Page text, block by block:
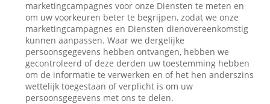
marketingcampagnes voor onze Diensten te meten en
om uw voorkeuren beter te begrijpen, zodat we onze
marketingcampagnes en Diensten dienovereenkomstig
kunnen aanpassen. Waar we dergelijke
persoonsgegevens hebben ontvangen, hebben we
gecontroleerd of deze derden uw toestemming hebben
om de informatie te verwerken en of het hen anderszins
wettelijk toegestaan of verplicht is om uw
persoonsgegevens met ons te delen.